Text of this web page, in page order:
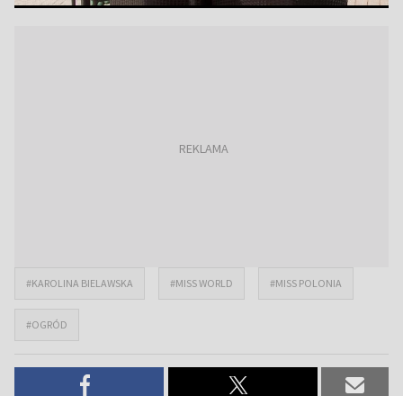
#KAROLINA BIELAWSKA #MISS WORLD #MISS POLONIA
#OGRÓD